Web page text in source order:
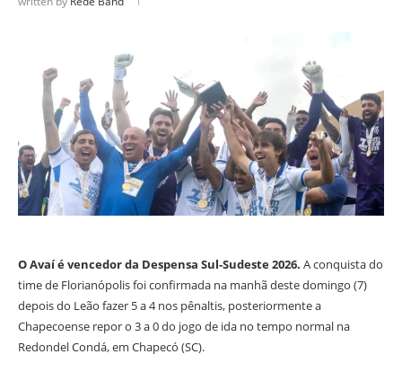
O Avaí é vencedor da Despensa Sul-Sudeste 2026. A conquista do
time de Florianópolis foi confirmada na manhã deste domingo (7)
depois do Leão fazer 5 a 4 nos pênaltis, posteriormente a
Chapecoense repor o 3 a 0 do jogo de ida no tempo normal na
Redondel Condá, em Chapecó (SC).